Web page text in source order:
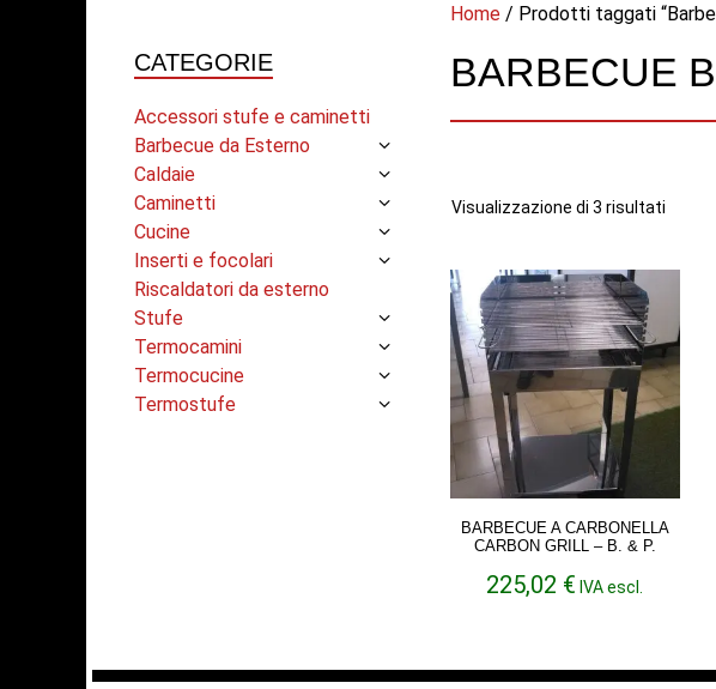
Home / Prodotti taggati
BARBECUE
Visualizzazione di 3 risultati
recente
BARBECUE A CARBONELLA
CARBON GRILL – B. & P.
225,02 € IVA escl.
CATEGORIE
Accessori stufe e caminetti
Barbecue da Esterno
Caldaie
Caminetti
Cucine
Inserti e focolari
Riscaldatori da esterno
Stufe
Termocamini
Termocucine
Termostufe